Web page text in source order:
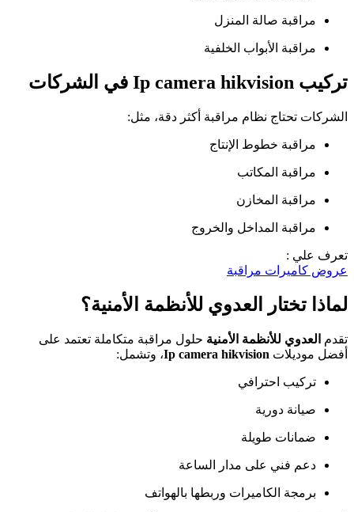
مراقبة صالة المنزل
مراقبة الأبواب الخلفية
تركيب Ip camera hikvision في الشركات
الشركات تحتاج نظام مراقبة أكثر دقة، مثل:
مراقبة خطوط الإنتاج
مراقبة المكاتب
مراقبة المخازن
مراقبة المداخل والخروج
تعرف علي :
عروض كاميرات مراقبة
لماذا تختار العدوي للأنظمة الأمنية؟
تقدم العدوي للأنظمة الأمنية حلول مراقبة متكاملة تعتمد على
أفضل موديلات Ip camera hikvision، وتشمل:
تركيب احترافي
صيانة دورية
ضمانات طويلة
دعم فني على مدار الساعة
برمجة الكاميرات وربطها بالهواتف